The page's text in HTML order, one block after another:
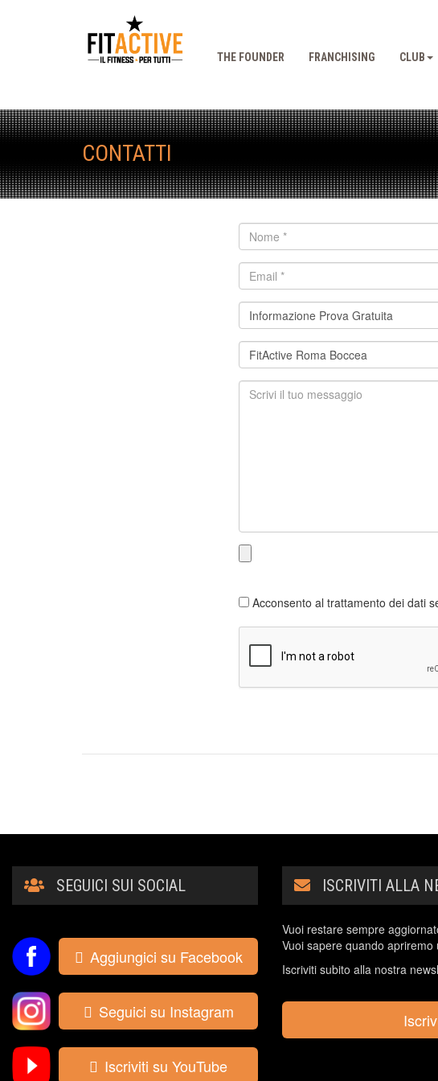
THE FOUNDER FRANCHISING CLUB
CONTATTI
Acconsento al trattamento dei dati
SEGUICI SUI SOCIAL
Aggiungici su Facebook
Seguici su Instagram
Iscriviti su YouTube
ISCRIVITI ALLA
Vuoi restare sempre
Vuoi sapere quando
Iscriviti subito alla nostra